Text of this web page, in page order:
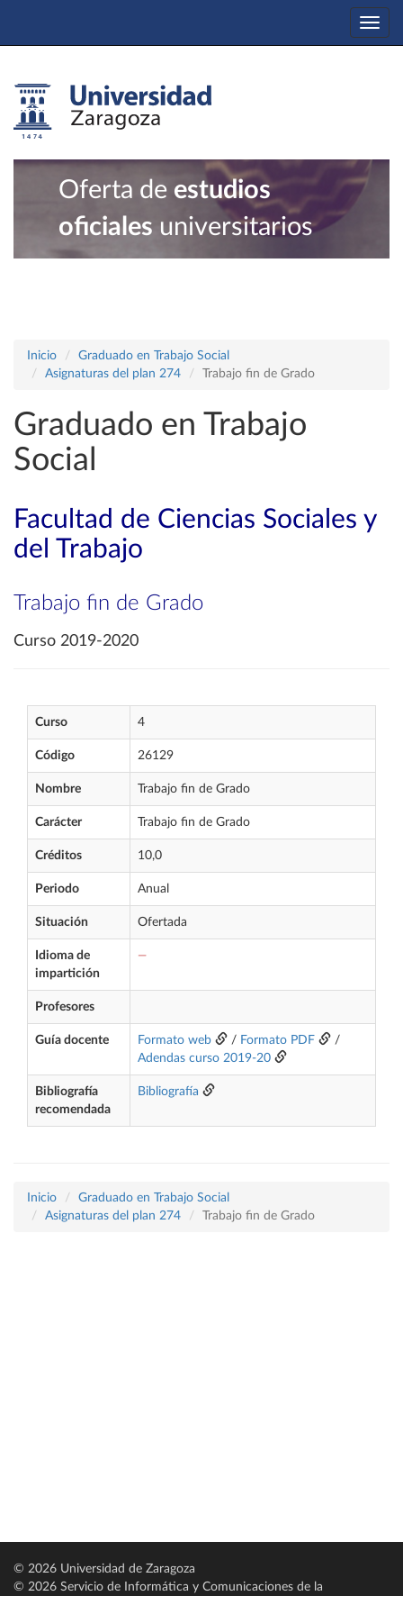
Oferta de estudios
oficiales universitarios
Inicio
Graduado en Trabajo Social
Asignaturas del plan 274
Trabajo fin de Grado
Graduado en Trabajo
Social
Facultad de Ciencias Sociales y
del Trabajo
Trabajo fin de Grado
Curso 2019-2020
Curso 4
Código 26129
Nombre Trabajo fin de Grado
Carácter Trabajo fin de Grado
Créditos 10,0
Periodo Anual
Situación Ofertada
Idioma de
impartición
—
Profesores
Guía docente Formato web / Formato PDF
/
Adendas curso 2019-20
Bibliografía
recomendada
Bibliografía
Inicio
Graduado en Trabajo Social
Asignaturas del plan 274
Trabajo fin de Grado
© 2026 Universidad de Zaragoza
© 2026 Servicio de Informática y Comunicaciones de la